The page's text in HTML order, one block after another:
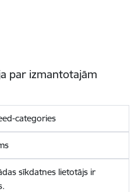
par izmantotajām
categories
sīkdatnes lietotājs ir